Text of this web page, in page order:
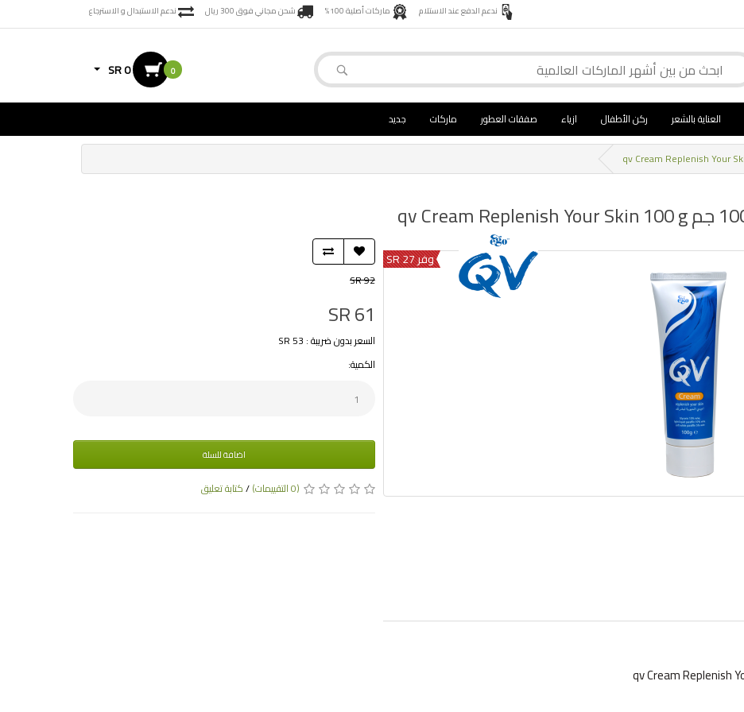
ندعم الدفع عند الاستلام ماركات أصلية 100% شحن مجاني فوق 300 ريال ندعم الاستبدال و الاسترجاع
0
SR 0
العناية بالشعر ركن الأطفال ازياء صفقات العطور ماركات جديد
وفر 27 SR
SR 92
SR 61
السعر بدون ضريبة : SR 53
الكمية:
اضافة للسلة
(0 التقييمات) /كتابة تعليق